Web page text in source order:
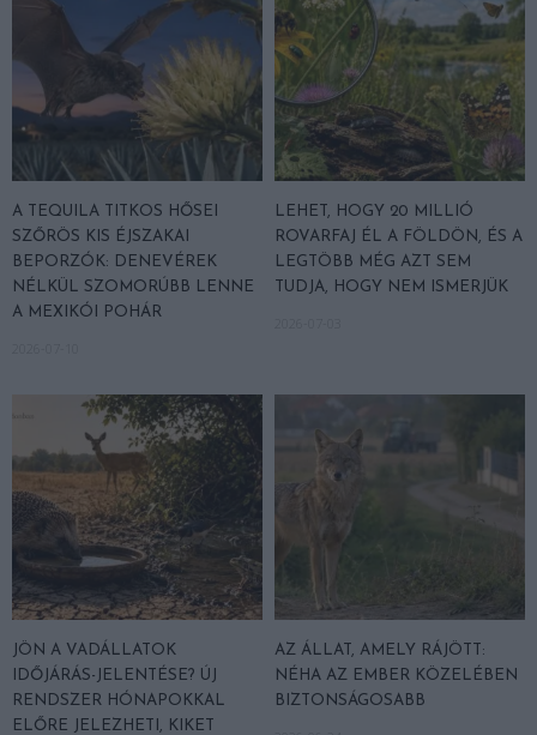
A TEQUILA TITKOS HŐSEI
SZŐRÖS KIS ÉJSZAKAI
BEPORZÓK: DENEVÉREK
NÉLKÜL SZOMORÚBB LENNE
A MEXIKÓI POHÁR
LEHET, HOGY 20 MILLIÓ
ROVARFAJ ÉL A FÖLDÖN, ÉS A
LEGTÖBB MÉG AZT SEM
TUDJA, HOGY NEM ISMERJÜK
JÖN A VADÁLLATOK
IDŐJÁRÁS-JELENTÉSE? ÚJ
RENDSZER HÓNAPOKKAL
ELŐRE JELEZHETI, KIKET
AZ ÁLLAT, AMELY RÁJÖTT:
NÉHA AZ EMBER KÖZELÉBEN
BIZTONSÁGOSABB